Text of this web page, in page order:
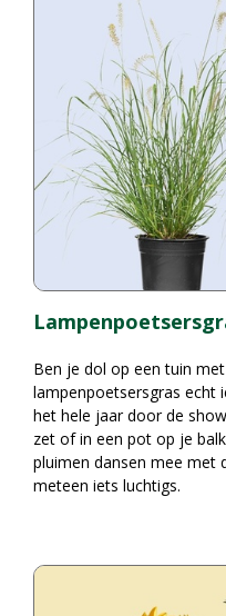
Ben je dol op een tuin
lampenpoetsersgras echt
het hele jaar door de
zet of in een pot op je
pluimen dansen mee met
meteen iets luchtigs.